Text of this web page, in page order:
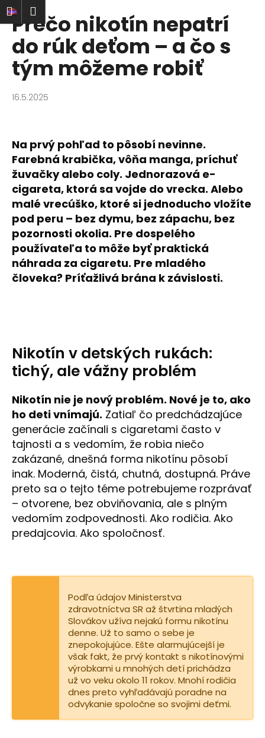
Prejsť
na
obsah
Nákupný
košík
Prečo nikotín nepatrí
do rúk deťom – a čo s
tým môžeme robiť
16.5.2025
Na prvý pohľad to pôsobí nevinne.
Farebná krabička, vôňa manga, príchuť
žuvačky alebo coly. Jednorazová e-
cigareta, ktorá sa vojde do vrecka. Alebo
malé vrecúško, ktoré si jednoducho vložíte
pod peru – bez dymu, bez zápachu, bez
pozornosti okolia. Pre dospelého
používateľa to môže byť praktická
náhrada za cigaretu. Pre mladého
človeka? Príťažlivá brána k závislosti.
Nikotín v detských rukách:
tichý, ale vážny problém
Nikotín nie je nový problém. Nové je to, ako
ho deti vnímajú. Zatiaľ čo predchádzajúce
generácie začínali s cigaretami často v
tajnosti a s vedomím, že robia niečo
zakázané, dnešná forma nikotínu pôsobí
inak. Moderná, čistá, chutná, dostupná. Práve
preto sa o tejto téme potrebujeme rozprávať
– otvorene, bez obviňovania, ale s plným
vedomím zodpovednosti. Ako rodičia. Ako
predajcovia. Ako spoločnosť.
Podľa údajov Ministerstva
zdravotníctva SR až štvrtina mladých
Slovákov užíva nejakú formu nikotínu
denne. Už to samo o sebe je
znepokojujúce. Ešte alarmujúcejší je
však fakt, že prvý kontakt s nikotínovými
výrobkami u mnohých detí prichádza
už vo veku okolo 11 rokov. Mnohí rodičia
dnes preto vyhľadávajú poradne na
odvykanie spoločne so svojimi deťmi.
K
o Späť
Späť
Č
o
p
r
e
b
u
j
e
t
e
n
á
HĽADAŤ
O
d
p
o
r
ú
č
a
e